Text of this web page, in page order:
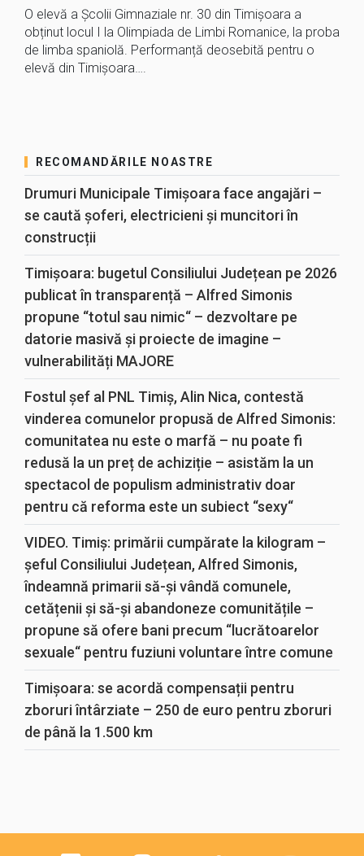
O elevă a Școlii Gimnaziale nr. 30 din Timișoara a
obținut locul I la Olimpiada de Limbi Romanice, la proba
de limba spaniolă. Performanță deosebită pentru o
elevă din Timișoara….
RECOMANDĂRILE NOASTRE
Drumuri Municipale Timișoara face angajări –
se caută șoferi, electricieni și muncitori în
construcții
Timișoara: bugetul Consiliului Județean pe 2026
publicat în transparență – Alfred Simonis
propune “totul sau nimic“ – dezvoltare pe
datorie masivă și proiecte de imagine –
vulnerabilități MAJORE
Fostul șef al PNL Timiș, Alin Nica, contestă
vinderea comunelor propusă de Alfred Simonis:
comunitatea nu este o marfă – nu poate fi
redusă la un preț de achiziție – asistăm la un
spectacol de populism administrativ doar
pentru că reforma este un subiect “sexy“
VIDEO. Timiș: primării cumpărate la kilogram –
șeful Consiliului Județean, Alfred Simonis,
îndeamnă primarii să-și vândă comunele,
cetățenii și să-și abandoneze comunitățile –
propune să ofere bani precum “lucrătoarelor
sexuale“ pentru fuziuni voluntare între comune
Timișoara: se acordă compensații pentru
zboruri întârziate – 250 de euro pentru zboruri
de până la 1.500 km